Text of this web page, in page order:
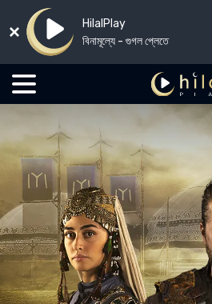
HilalPlay
বিনামূল্যে - গুগল প্লেতে